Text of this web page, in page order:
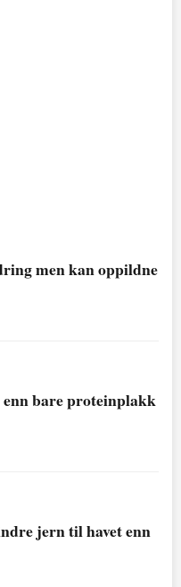
men kan oppildne
bare proteinplakk
jern til havet enn